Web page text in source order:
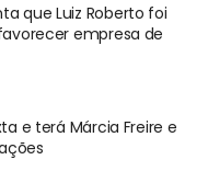
que Luiz Roberto foi
empresa de
e terá Márcia Freire e